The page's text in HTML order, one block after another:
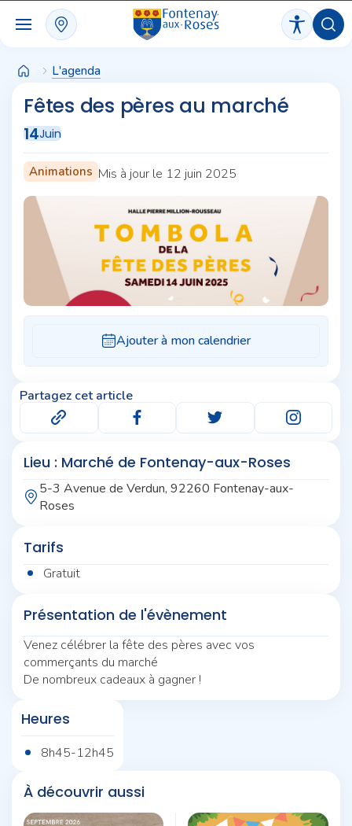
L'agenda
Fêtes des pères au marché
14Juin
Animations Mis à jour le 12 juin 2025
Partagez cet article
Lieu : Marché de Fontenay-aux-Roses
5-3 Avenue de Verdun, 92260 Fontenay-aux-
Roses
Tarifs
Gratuit
Présentation de l'évènement
Venez célébrer la fête des pères avec vos
commerçants du marché
De nombreux cadeaux à gagner !
Heures
8h45-12h45
À découvrir aussi
Panneau de gestion des cookies